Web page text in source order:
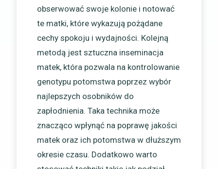
obserwować swoje kolonie i notować
te matki, które wykazują pożądane
cechy spokoju i wydajności. Kolejną
metodą jest sztuczna inseminacja
matek, która pozwala na kontrolowanie
genotypu potomstwa poprzez wybór
najlepszych osobników do
zapłodnienia. Taka technika może
znacząco wpłynąć na poprawę jakości
matek oraz ich potomstwa w dłuższym
okresie czasu. Dodatkowo warto